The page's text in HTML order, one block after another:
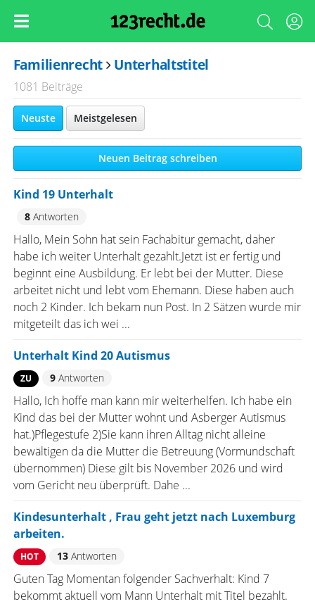
Familienrecht Unterhaltstitel
1081 Beiträge
Neuste Meistgelesen
Neuen Beitrag schreiben
Kind 19 Unterhalt
8Antworten
Hallo, Mein Sohn hat sein Fachabitur gemacht, daher
habe ich weiter Unterhalt gezahlt.Jetzt ist er fertig und
beginnt eine Ausbildung. Er lebt bei der Mutter. Diese
arbeitet nicht und lebt vom Ehemann. Diese haben auch
noch 2 Kinder. Ich bekam nun Post. In 2 Sätzen wurde mir
mitgeteilt das ich wei ...
Unterhalt Kind 20 Autismus
ZU 9Antworten
Hallo, Ich hoffe man kann mir weiterhelfen. Ich habe ein
Kind das bei der Mutter wohnt und Asberger Autismus
hat.)Pflegestufe 2)Sie kann ihren Alltag nicht alleine
bewältigen da die Mutter die Betreuung (Vormundschaft
übernommen) Diese gilt bis November 2026 und wird
vom Gericht neu überprüft. Dahe ...
Kindesunterhalt , Frau geht jetzt nach Luxemburg
arbeiten.
HOT 13Antworten
Guten Tag Momentan folgender Sachverhalt: Kind 7
bekommt aktuell vom Mann Unterhalt mit Titel bezahlt.